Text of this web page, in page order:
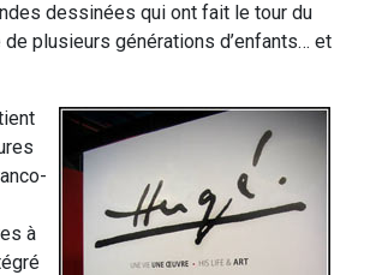
dessinées qui ont fait le tour du
plusieurs générations d’enfants… et
à